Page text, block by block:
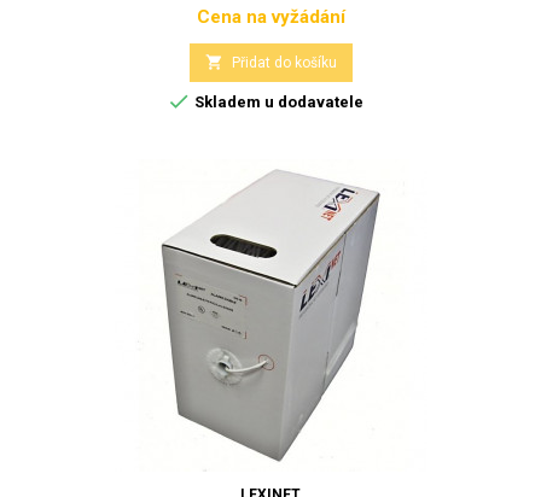
Cena
Cena na vyžádání
 Přidat do košíku
 Skladem u dodavatele